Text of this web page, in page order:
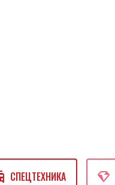
СПЕЦТЕХНИКА